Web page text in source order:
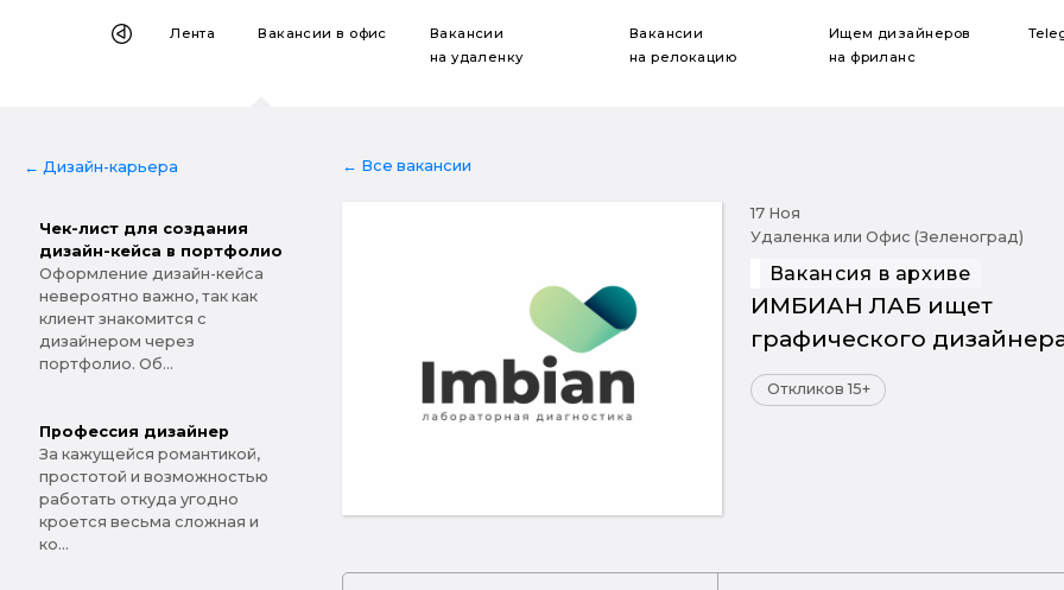
Лента Вакансиив офис
Вакансии
на удаленку
Вакансии
на релокацию
Ищем дизайнеров
на фриланс
← Дизайн-карьера
Чек-лист для создания
дизайн-кейса в портфолио
Оформление дизайн-кейса
невероятно важно, так как
клиент знакомится с
дизайнером через
портфолио. Об...
Профессия дизайнер
За кажущейся романтикой,
простотой и возможностью
работать откуда угодно
кроется весьма сложная и
ко...
← Все вакансии
17 Ноя
Удаленка или Офис (Зеленоград)
Вакансия в архиве
ИМБИАН ЛАБ ищет
графического
Откликов 15+